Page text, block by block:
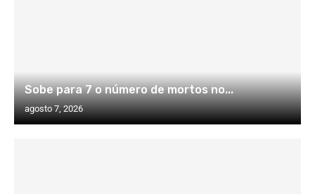
Sobe para 7 o número de mortos no...
agosto 7, 2026